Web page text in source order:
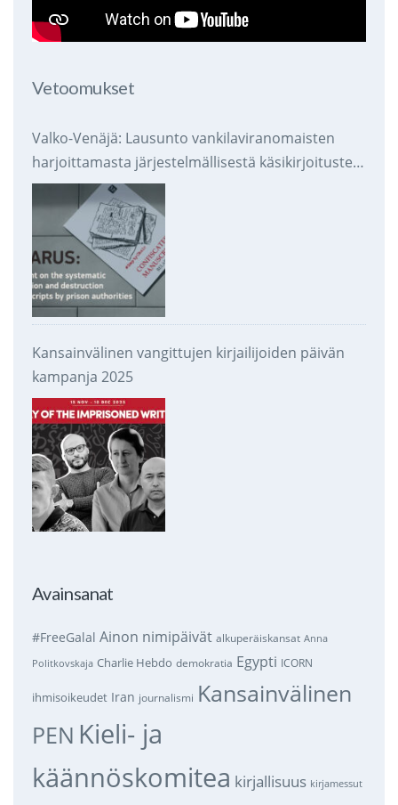
Vetoomukset
Valko-Venäjä: Lausunto vankilaviranomaisten
harjoittamasta järjestelmällisestä käsikirjoitusten
takavarikoinnista ja tuhoamisesta
Kansainvälinen vangittujen kirjailijoiden päivän
kampanja 2025
Avainsanat
#FreeGalal Ainon nimipäivät alkuperäiskansat Anna
Politkovskaja Charlie Hebdo demokratia Egypti ICORN
ihmisoikeudet Iran journalismi Kansainvälinen
PEN Kieli- ja
käännöskomitea kirjallisuus kirjamessut